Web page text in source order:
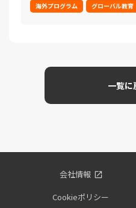
海外プログラム グローバル教育
一覧に
会社情報
Cookieポリシー